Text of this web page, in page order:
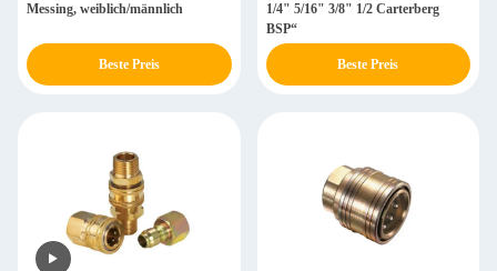
Messing, weiblich/männlich
Beste Preis
1/4" 5/16" 3/8" 1/2 Carterberg
BSP“
Beste Preis